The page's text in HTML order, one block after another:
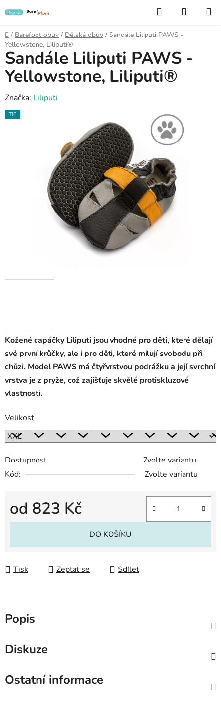
na
obsah
Hledat
KOŠÍK
Domů
/ Barefoot obuv / Dětská obuv / Sandále Liliputi PAWS -
Yellowstone, Liliputi®
Kožené capáčky Liliputi jsou vhodné pro děti, které dělají
své první krůčky, ale i pro děti, které milují svobodu při
chůzi. Model PAWS má čtyřvrstvou podrážku a její svrchní
vrstva je z pryže, což zajišťuje skvělé protiskluzové
vlastnosti.
Velikost
Dostupnost
Zvolte variantu
Kód:
Zvolte variantu
od 823 Kč
Měrná cena:
DO KOŠÍKU
Tisk Zeptat se Sdílet
Sandále Liliputi PAWS -
Yellowstone, Liliputi®
Značka: Liliputi
TIP
Popis
Diskuze
Ostatní informace